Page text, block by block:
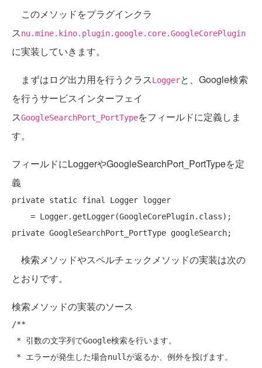
このメソッドをプラグインクラ
スnu.mine.kino.plugin.google.core.GoogleCorePlugin
に実装していきます。
まずはログ出力用を行うクラスLoggerと、Google検索
を行うサービスインターフェイ
スGoogleSearchPort_PortTypeをフィールドに定義しま
す。
フィールドにLoggerやGoogleSearchPort_PortTypeを定
義
private static final Logger logger
private
検索メソッドやスペルチェックメソッドの実装は次の
とおりです。
検索メソッドの実装のソース
/**